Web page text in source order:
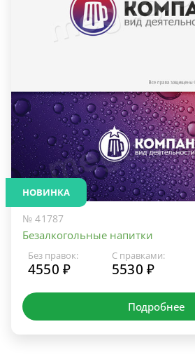
НОВИНКА
№ 41787
Безалкогольные напитки
Без правок:
4550 ₽
С правками:
5530 ₽
Подробнее